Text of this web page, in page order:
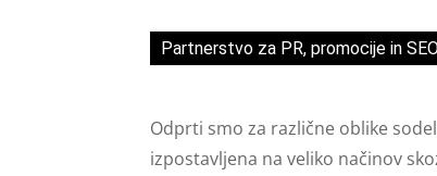
Partnerstvo za PR, promocije in
Odprti smo za različne oblike
izpostavljena na veliko načinov